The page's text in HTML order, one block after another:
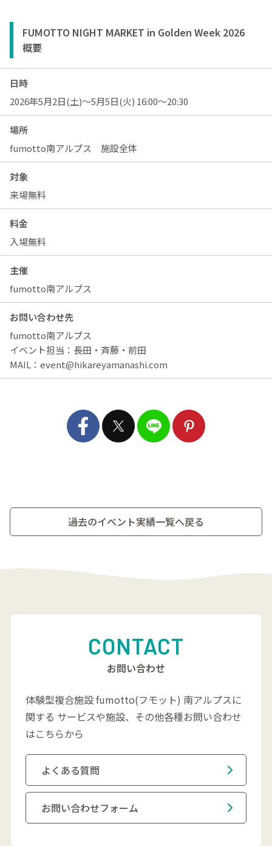
FUMOTTO NIGHT MARKET in Golden Week 2026
概要
日時
2026年5月2日(土)～5月5日(火) 16:00～20:30
場所
fumotto南アルプス 施設全体
対象
来場無料
料金
入場無料
主催
fumotto南アルプス
お問い合わせ先
fumotto南アルプス
イベント担当：長田・斉藤・前田
MAIL：event@hikareyamanashi.com
過去のイベント実績一覧へ戻る
CONTACT
お問い合わせ
体験型複合施設 fumotto(フモット) 南アルプスに
関する サービスや施設、その他各種お問い合わせ
はこちらから
よくある質問
お問い合わせフォーム